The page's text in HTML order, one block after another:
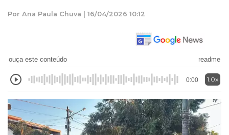
Por Ana Paula Chuva | 16/04/2026 10:12
ouça este conteúdo readme
0:00 1.0x